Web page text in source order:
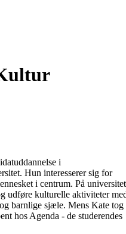
i
Hun interesserer sig for
i centrum. På universitet
udføre kulturelle aktiviteter
barnlige sjæle. Mens Kate tog
hos Agenda - de studerendes